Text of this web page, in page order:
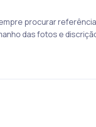
procurar
das fotos e